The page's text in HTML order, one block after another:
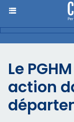
Le
action